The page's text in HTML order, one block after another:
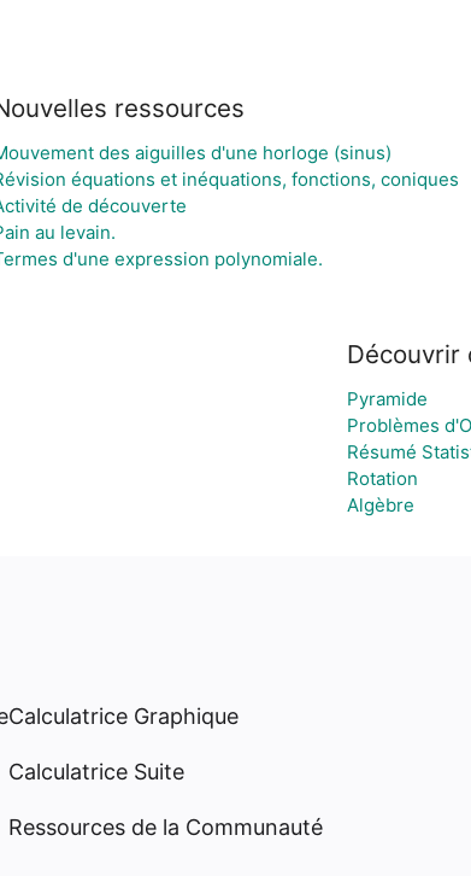
ressources
des aiguilles d'une horloge (sinus)
équations et inéquations, fonctions, coniques
de découverte
au levain.
d'une expression polynomiale.
Découvrir
Pyramide
Problèmes
Résumé
Rotation
Algèbre
Calculatrice Graphique
Calculatrice Suite
Ressources de la Communauté